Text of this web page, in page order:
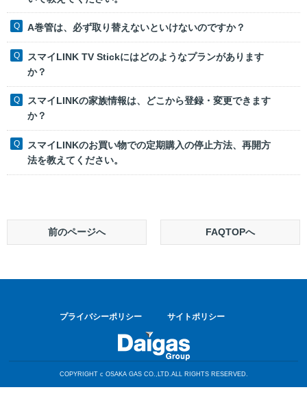
A巻管は、必ず取り替えないといけないのですか？
スマイLINK TV Stickにはどのようなプランがあります
か？
スマイLINKの家族情報は、どこから登録・変更できます
か？
スマイLINKのお買い物での定期購入の停止方法、再開方
法を教えてください。
前のページへ FAQTOPへ
プライバシーポリシー サイトポリシー
COPYRIGHT c OSAKA GAS CO.,LTD.ALL RIGHTS RESERVED.